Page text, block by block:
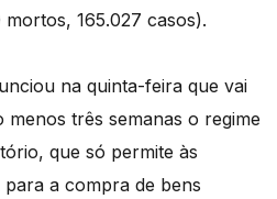
165.027 casos).
na quinta-feira que vai
três semanas o regime
que só permite às
para a compra de bens